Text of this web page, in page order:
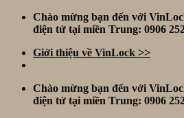
Skip
Chào mừng bạn đến với
điện tử tại miền Trung: 0906
Giới thiệu về VinLock >>
Chào mừng bạn đến với
điện tử tại miền Trung: 0906